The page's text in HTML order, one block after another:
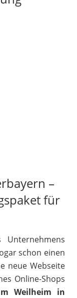
–
für
schon einen
neue Webseite
Online-Shops
Weilheim in